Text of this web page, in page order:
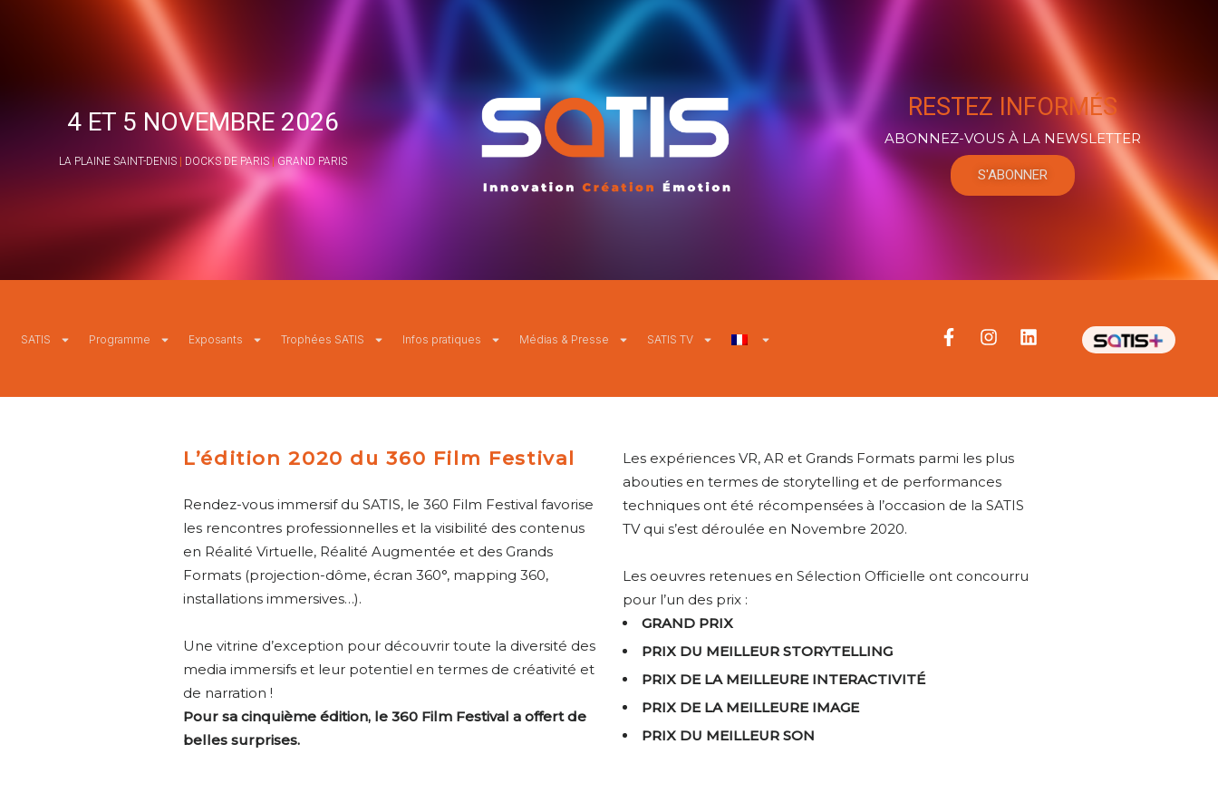
4 ET 5 NOVEMBRE 2026
LA PLAINE SAINT-DENIS| DOCKS DE PARIS|GRAND PARIS
RESTEZ INFORMÉS
ABONNEZ-VOUS À LA NEWSLETTER
S'ABONNER
SATIS Programme Exposants Trophées SATIS Infos pratiques Médias & Presse SATIS TV
L’édition 2020 du 360 Film Festival
Rendez-vous immersif du SATIS, le 360 Film Festival favorise
les rencontres professionnelles et la visibilité des contenus
en Réalité Virtuelle, Réalité Augmentée et des Grands
Formats (projection-dôme, écran 360°, mapping 360,
installations immersives…).
Une vitrine d’exception pour découvrir toute la diversité des
media immersifs et leur potentiel en termes de créativité et
de narration !
Pour sa cinquième édition, le 360 Film Festival a offert de
belles surprises.
Les expériences VR, AR et Grands Formats parmi les plus
abouties en termes de storytelling et de performances
techniques ont été récompensées à l’occasion de la SATIS
TV qui s’est déroulée en Novembre 2020.
Les oeuvres retenues en Sélection Officielle ont concourru
pour l’un des prix :
GRAND PRIX
PRIX DU MEILLEUR STORYTELLING
PRIX DE LA MEILLEURE INTERACTIVITÉ
PRIX DE LA MEILLEURE IMAGE
PRIX DU MEILLEUR SON